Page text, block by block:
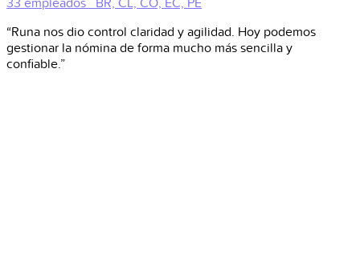
33 empleados
BR, CL, CO, EC, PE
“Runa nos dio control claridad y agilidad. Hoy podemos
gestionar la nómina de forma mucho más sencilla y
confiable.”